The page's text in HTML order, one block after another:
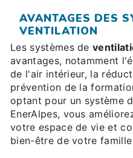
AVANTAGES DES
VENTILATION
Les systèmes de
avantages, notamment
de l'air intérieur, la
prévention de la
optant pour un système
EnerAlpes, vous
votre espace de vie et
bien-être de votre